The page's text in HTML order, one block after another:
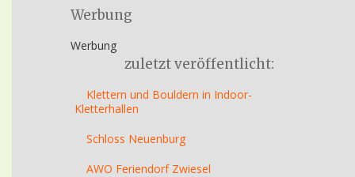
Werbung
Werbung
zuletzt veröffentlicht:
Klettern und Bouldern in Indoor-
Kletterhallen
Schloss Neuenburg
AWO Feriendorf Zwiesel